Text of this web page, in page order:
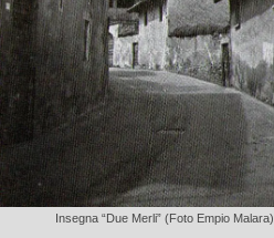
Insegna “Due Merli” (Foto Empio Malara)